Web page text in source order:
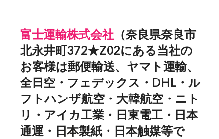
富士運輸株式会社 （奈良県奈良市
北永井町372★Z02にある当社の
お客様は郵便輸送、ヤマト運輸、
全日空・フェデックス・DHL・ル
フトハンザ航空・大韓航空・ニト
リ・アイカ工業・日東電工・日本
通運・日本製紙・日本触媒等で